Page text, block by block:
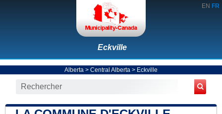
EN FR
Eckville
Alberta > Central Alberta > Eckville